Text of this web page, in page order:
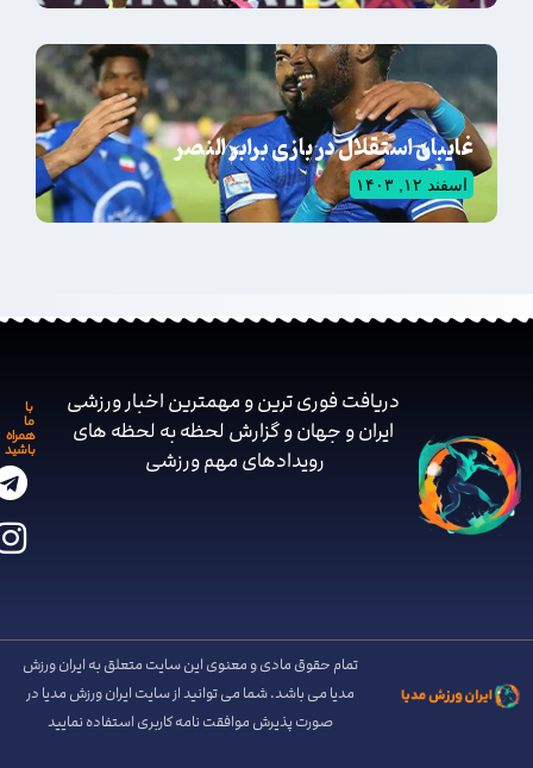
غایبان استقلال در بازی برابر النصر
اسفند ۱۲, ۱۴۰۳
دریافت فوری ترین و مهمترین اخبار ورزشی
ایران و جهان و گزارش لحظه به لحظه های
رویدادهای مهم ‌ورزشی
همراه
باشید
تمام حقوق مادی و معنوی این سایت متعلق به ایران ورزش
مدیا می باشد. شما می توانید از سایت ایران ورزش مدیا در
صورت پذیرش موافقت نامه کاربری استفاده نمایید